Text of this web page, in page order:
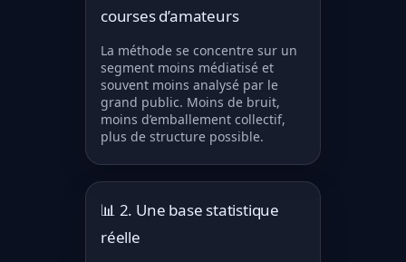
courses d’amateurs
La méthode se concentre sur un
segment moins médiatisé et
souvent moins analysé par le
grand public. Moins de bruit,
moins d’emballement collectif,
plus de structure possible.
📊 2. Une base statistique
réelle